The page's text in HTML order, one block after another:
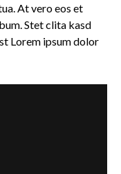
At vero eos et
Stet clita kasd
Lorem ipsum dolor